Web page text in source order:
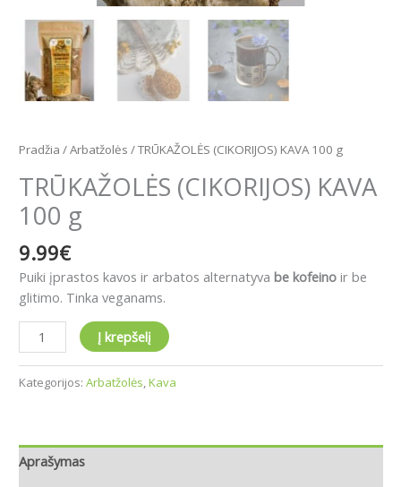
Pradžia /Arbatžolės / TRŪKAŽOLĖS (CIKORIJOS) KAVA 100 g
TRŪKAŽOLĖS (CIKORIJOS) KAVA
100 g
9.99€
Puiki įprastos kavos ir arbatos alternatyva be kofeino ir be
glitimo. Tinka veganams.
Į krepšelį
Kategorijos: Arbatžolės,Kava
Aprašymas